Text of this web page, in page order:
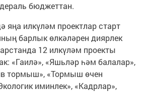
бюджеттан.
яңа илкүләм проектлар старт
барлык өлкәләрен диярлек
12 илкүләм проекты
«Гаилә», «Яшьләр һәм балалар»,
тормыш», «Тормыш өчен
иминлек», «Кадрлар»,